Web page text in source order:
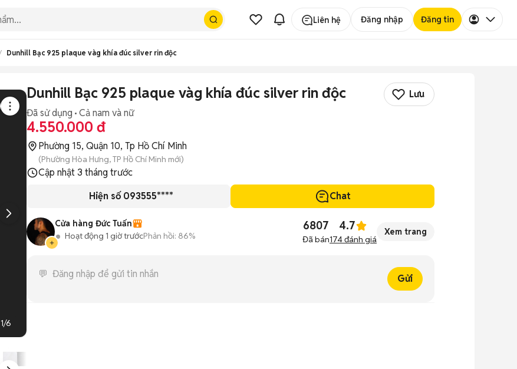
Liên hệ Đăng nhập Đăng tin
Dunhill Bạc 925 plaque vàg khía đúc silver rin độc
1/6
Dunhill Bạc 925 plaque vàg khía đúc silver rin độc
Lưu
Đã sử dụng Cả nam và nữ
4.550.000 đ
Phường 15, Quận 10, Tp Hồ Chí Minh
(Phường Hòa Hưng, TP Hồ Chí Minh mới)
Cập nhật3 tháng trước
Hiện số 093555****
Chat
Cửa hàng Đức Tuấn
Hoạt động 1 giờ trướcPhản hồi: 86%
6807
Đã bán
4.7
174đánh giá
Xem trang
Gửi